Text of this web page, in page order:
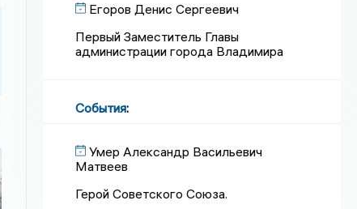
Егоров Денис Сергеевич
Первый Заместитель Главы
администрации города Владимира
События:
Умер Александр Васильевич
Матвеев
Герой Советского Союза.